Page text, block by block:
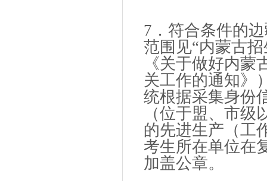
7．符合条件的
范围见“内蒙古
《关于做好内
关工作的通知》
统根据采集身份
（位于盟、市
的先进生产（工
考生所在单位在
加盖公章。